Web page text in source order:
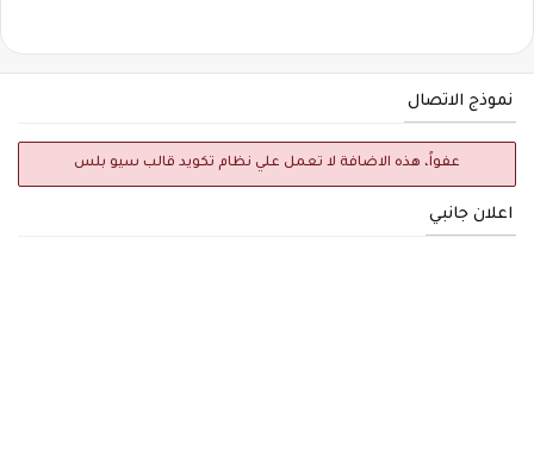
نموذج الاتصال
عفواً، هذه الاضافة لا تعمل علي نظام تكويد قالب سيو بلس
اعلان جانبي